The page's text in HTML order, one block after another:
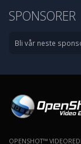
SPONSORER
Bli vår neste
OPENSHOT™